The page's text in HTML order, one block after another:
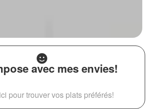
avec mes envies!
pour trouver vos plats préférés!